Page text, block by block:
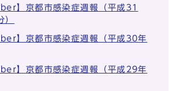
】京都市感染症週報（平成31
）
】京都市感染症週報（平成30年
】京都市感染症週報（平成29年